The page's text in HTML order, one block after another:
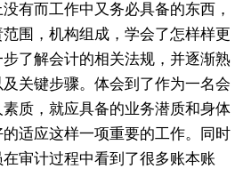
有而工作中又务必具备的东西，
围，机构组成，学会了怎样样更
了解会计的相关法规，并逐渐熟
关键步骤。体会到了作为一名会
质，就应具备的业务潜质和身体
适应这样一项重要的工作。同时
审计过程中看到了很多账本账